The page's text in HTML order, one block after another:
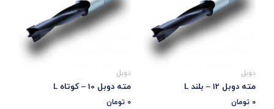
دوبل
مته دوبل 12 – بلند L
0 تومان
دوبل
مته دوبل 10 – کوتاه L
0 تومان